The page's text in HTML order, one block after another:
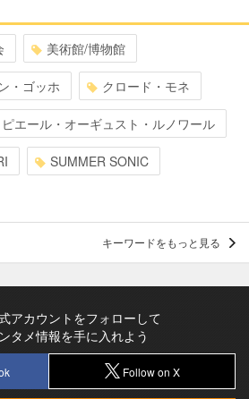
美術館/博物館
・ゴッホ クロード・モネ
ピエール・オーギュスト・ルノワール
SUMMER SONIC
キーワードをもっと見る
アカウントをフォローして
タメ情報を手に入れよう
Follow on X